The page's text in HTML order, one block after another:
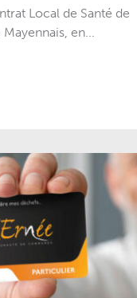
Local de Santé de
en...